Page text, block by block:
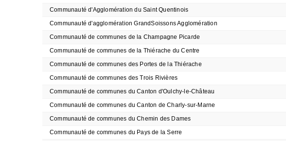
Communauté d'Agglomération du Saint Quentinois
Communauté d'agglomération GrandSoissons Agglomération
Communauté de communes de la Champagne Picarde
Communauté de communes de la Thiérache du Centre
Communauté de communes des Portes de la Thiérache
Communauté de communes des Trois Rivières
Communauté de communes du Canton d'Oulchy-le-Château
Communauté de communes du Canton de Charly-sur-Marne
Communauté de communes du Chemin des Dames
Communauté de communes du Pays de la Serre